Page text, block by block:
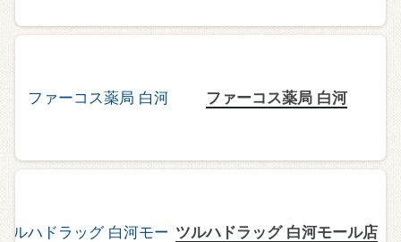
ファーコス薬局 白河
ツルハドラッグ 白河モール店